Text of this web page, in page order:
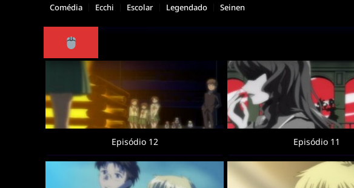
Comédia Ecchi Escolar Legendado Seinen
Episódio 12 Episódio 11